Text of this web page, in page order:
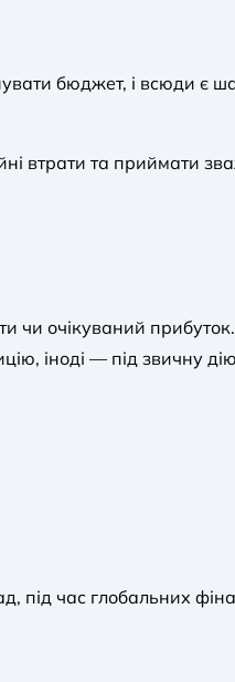
бюджет, і всюди є
втрати та приймати
чи очікуваний
іноді — під звичну
під час глобальних